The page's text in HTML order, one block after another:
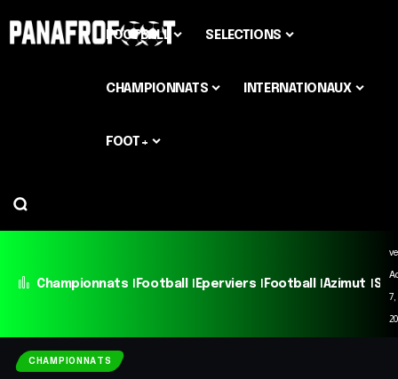
FOOTBALL SELECTIONS
CHAMPIONNATS INTERNATIONAUX
FOOT+
Championnats Football Eperviers Football Azimut
7,
CHAMPIONNATS